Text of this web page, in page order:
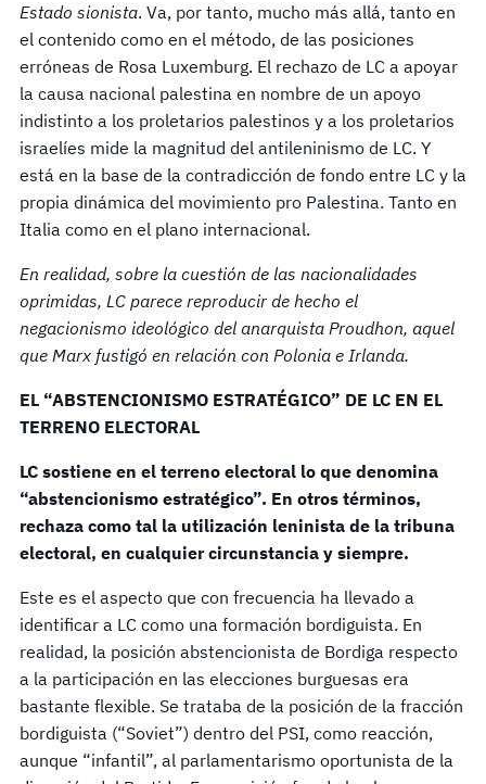
Estado sionista. Va, por tanto, mucho más allá, tanto en
el contenido como en el método, de las posiciones
erróneas de Rosa Luxemburg. El rechazo de LC a apoyar
la causa nacional palestina en nombre de un apoyo
indistinto a los proletarios palestinos y a los proletarios
israelíes mide la magnitud del antileninismo de LC. Y
está en la base de la contradicción de fondo entre LC y la
propia dinámica del movimiento pro Palestina. Tanto en
Italia como en el plano internacional.
En realidad, sobre la cuestión de las nacionalidades
oprimidas, LC parece reproducir de hecho el
negacionismo ideológico del anarquista Proudhon, aquel
que Marx fustigó en relación con Polonia e Irlanda.
EL “ABSTENCIONISMO ESTRATÉGICO” DE LC EN EL
TERRENO ELECTORAL
LC sostiene en el terreno electoral lo que denomina
“abstencionismo estratégico”. En otros términos,
rechaza como tal la utilización leninista de la tribuna
electoral, en cualquier circunstancia y siempre.
Este es el aspecto que con frecuencia ha llevado a
identificar a LC como una formación bordiguista. En
realidad, la posición abstencionista de Bordiga respecto
a la participación en las elecciones burguesas era
bastante flexible. Se trataba de la posición de la fracción
bordiguista (“Soviet”) dentro del PSI, como reacción,
aunque “infantil”, al parlamentarismo oportunista de la